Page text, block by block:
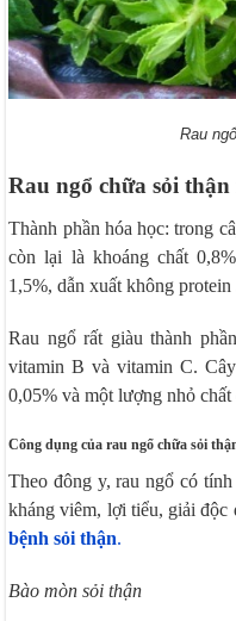
Rau
Rau ngổ chữa sỏi
Thành phần hóa học: trong
còn lại là khoáng chất
1,5%, dẫn xuất không
Rau ngổ rất giàu thành
vitamin B và vitamin C.
0,05% và một lượng nhỏ
Công dụng của rau ngổ chữa sỏi
Theo đông y, rau ngổ có
kháng viêm, lợi tiểu, giải độc
bệnh sỏi thận.
Bào mòn sỏi thận